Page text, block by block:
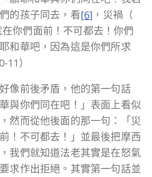
的孩子同去，看[6] ，災禍（
在你們面前！不可都去！你們
和華吧，因為這是你們所求
11）
像前後矛盾，他的第一句話
與你們同在吧！」表面上看似
然而從他後面的那一句：「災
！不可都去！」並最後把摩西
我們就知道法老其實是在怒氣
求作出拒絕。其實第一句話並